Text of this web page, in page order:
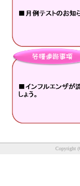
Copyright